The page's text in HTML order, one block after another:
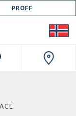
PROFF